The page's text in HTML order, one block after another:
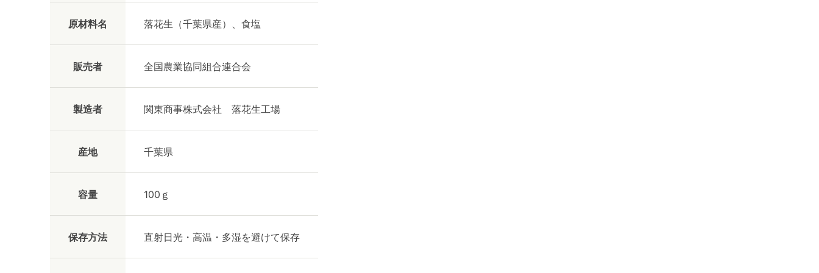
原材料名 落花生（千葉県産）、食塩
販売者 全国農業協同組合連合会
製造者 関東商事株式会社 落花生工場
産地 千葉県
容量 100ｇ
保存方法 直射日光・高温・多湿を避けて保存